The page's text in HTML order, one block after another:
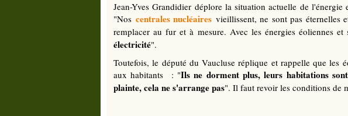
Jean-Yves Grandidier déplore la situation actuelle de
"Nos centrales nucléaires vieillissent, ne sont pas
remplacer au fur et à mesure. Avec les énergies éoliennes
électricité".
Toutefois, le député du Vaucluse réplique et rappelle que les
aux habitants : "Ils ne dorment plus, leurs habitations
plainte, cela ne s'arrange pas". Il faut revoir les conditions de